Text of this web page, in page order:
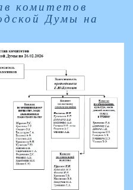
комитетов
Думы на